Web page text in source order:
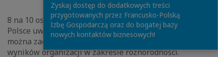
8 na 10 osób zarządzających największymi spółkami w
Polsce uważa, że w ciągu najbliższych trzech lat będzie
można zaobserwować rosnący poziom kontroli
wyników organizacji w zakresie różnorodności.
Zyskaj dostęp do dodatkowych treści
przygotowanych przez Francusko-Polską
Izbę Gospodarczą oraz do bogatej bazy
nowych kontaktów biznesowych!